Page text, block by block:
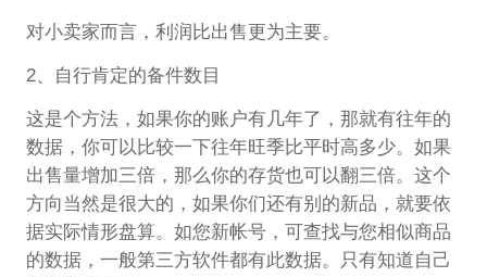
对小卖家而言，利润比出售更为主要。
2、自行肯定的备件数目
这是个方法，如果你的账户有几年了，那就有往年的
数据，你可以比较一下往年旺季比平时高多少。如果
出售量增加三倍，那么你的存货也可以翻三倍。这个
方向当然是很大的，如果你们还有别的新品，就要依
据实际情形盘算。如您新帐号，可查找与您相似商品
的数据，一般第三方软件都有此数据。只有知道自己